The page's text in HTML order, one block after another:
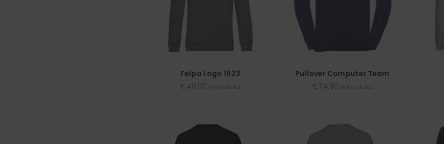
Felpa Logo 1923
€49,00 IVA inclusa
Pullover Computer Team
€74,90 IVA inclusa